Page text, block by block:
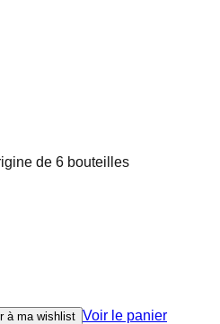
de 6 bouteilles
à ma wishlist Voir le panier